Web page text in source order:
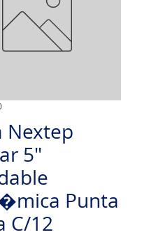
Nextep
5"
Punta
C/12